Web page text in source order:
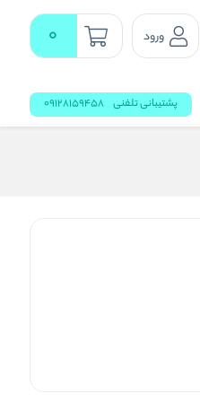
ورود 0
پشتیبانی تلفنی 09128159458